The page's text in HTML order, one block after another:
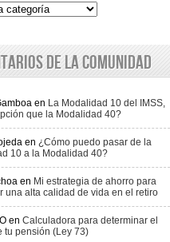
de la comunidad
en La Modalidad 10 del IMSS,
que la Modalidad 40?
en ¿Cómo puedo pasar de la
10 a la Modalidad 40?
en Mi estrategia de ahorro para
una alta calidad de vida en el retiro
en Calculadora para determinar el
tu pensión (Ley 73)